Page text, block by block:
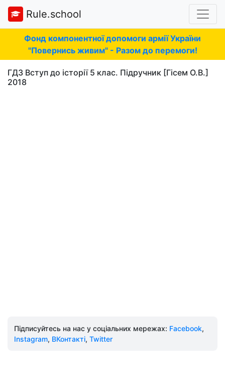
Rule.school
Фонд компонентної допомоги армії України
"Повернись живим" - Разом до перемоги!
ГДЗ Вступ до історії 5 клас. Підручник [Гісем О.В.]
2018
Підписуйтесь на нас у соціальних мережах: Facebook,
Instagram, ВКонтакті, Twitter